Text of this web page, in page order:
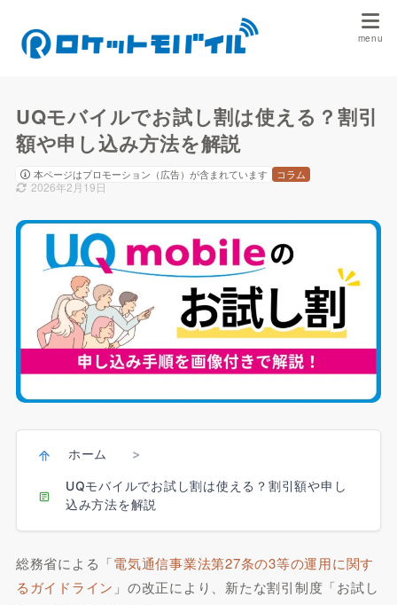
UQモバイルでお試し割は使える？割引
額や申し込み方法を解説
本ページはプロモーション（広告）が含まれています コラム
2026年2月19日
ホーム >
UQモバイルでお試し割は使える？割引額や申し
込み方法を解説
総務省による「電気通信事業法第27条の3等の運用に関す
るガイドライン 」の改正により、新たな割引制度「お試し